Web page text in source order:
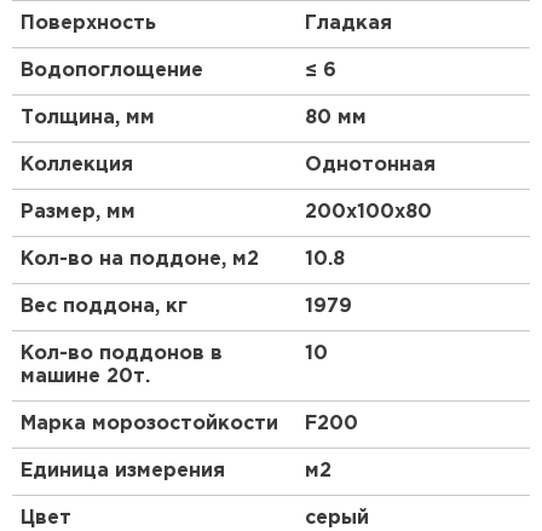
Поверхность Гладкая
Водопоглощение ≤ 6
Толщина, мм 80 мм
Коллекция Однотонная
Размер, мм 200х100х80
Кол-во на поддоне, м2 10.8
Вес поддона, кг 1979
Кол-во поддонов в
машине 20т.
10
Марка морозостойкости F200
Единица измерения м2
Цвет серый